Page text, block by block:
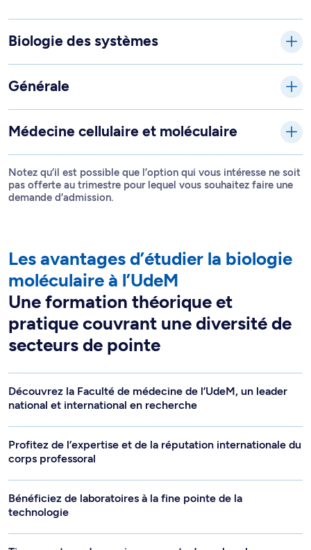
Biologie des systèmes
Générale
Médecine cellulaire et moléculaire
Notez qu’il est possible que l’option qui vous intéresse ne soit
pas offerte au trimestre pour lequel vous souhaitez faire une
demande d’admission.
Les avantages d’étudier la biologie
moléculaire à l’UdeM
Une formation théorique et
pratique couvrant une diversité de
secteurs de pointe
Découvrez la Faculté de médecine de l’UdeM, un leader
national et international en recherche
Profitez de l’expertise et de la réputation internationale du
corps professoral
Bénéficiez de laboratoires à la fine pointe de la
technologie